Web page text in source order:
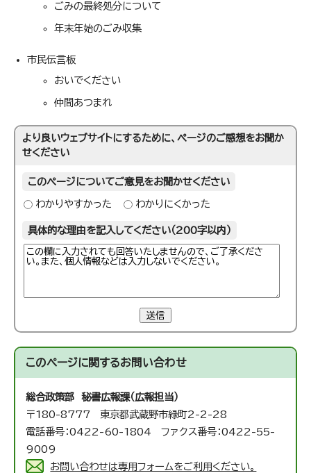
ごみの最終処分について
年末年始のごみ収集
市民伝言板
おいでください
仲間あつまれ
より良いウェブサイトにするために、ページのご感想をお聞か
せください
このページについてご意見をお聞かせください
わかりやすかった わかりにくかった
具体的な理由を記入してください（200字以内）
送信
このページに関するお問い合わせ
総合政策部 秘書広報課（広報担当）
〒180-8777 東京都武蔵野市緑町2-2-28
電話番号：0422-60-1804 ファクス番号：0422-55-
9009
お問い合わせは専用フォームをご利用ください。